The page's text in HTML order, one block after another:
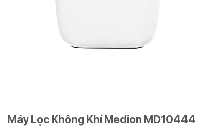
Máy Lọc Không Khí Medion MD10444